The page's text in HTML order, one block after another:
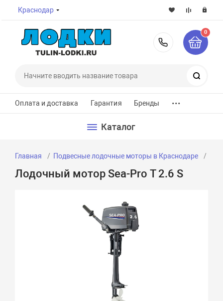
Краснодар
8-800-
0
Оплата и доставка Гарантия Бренды ...
Каталог
Главная Подвесные лодочные моторы в Краснодаре
Лодочный мотор Sea-Pro Т 2.6 S